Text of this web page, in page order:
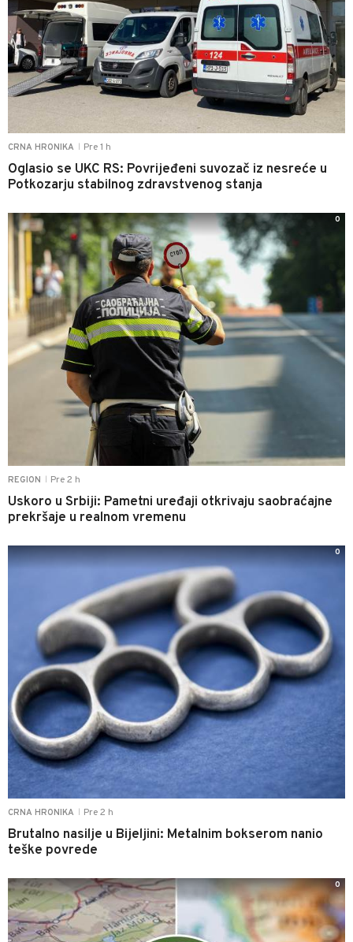
CRNA HRONIKA Pre 1 h
Oglasio se UKC RS: Povrijeđeni suvozač iz nesreće u
Potkozarju stabilnog zdravstvenog stanja
REGION Pre 2 h
Uskoro u Srbiji: Pametni uređaji otkrivaju saobraćajne
prekršaje u realnom vremenu
0
CRNA HRONIKA Pre 2 h
Brutalno nasilje u Bijeljini: Metalnim bokserom nanio
teške povrede
0
0